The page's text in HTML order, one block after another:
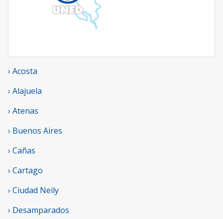
› Acosta
› Alajuela
› Atenas
› Buenos Aires
› Cañas
› Cartago
› Ciudad Neily
› Desamparados